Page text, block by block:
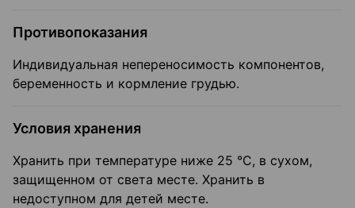
Противопоказания
Индивидуальная непереносимость компонентов,
беременность и кормление грудью.
Условия хранения
Хранить при температуре ниже 25 °С, в сухом,
защищенном от света месте. Хранить в
недоступном для детей месте.